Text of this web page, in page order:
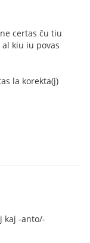
certas ĉu tiu
kiu iu povas
la korekta(j)
kaj -anto/-